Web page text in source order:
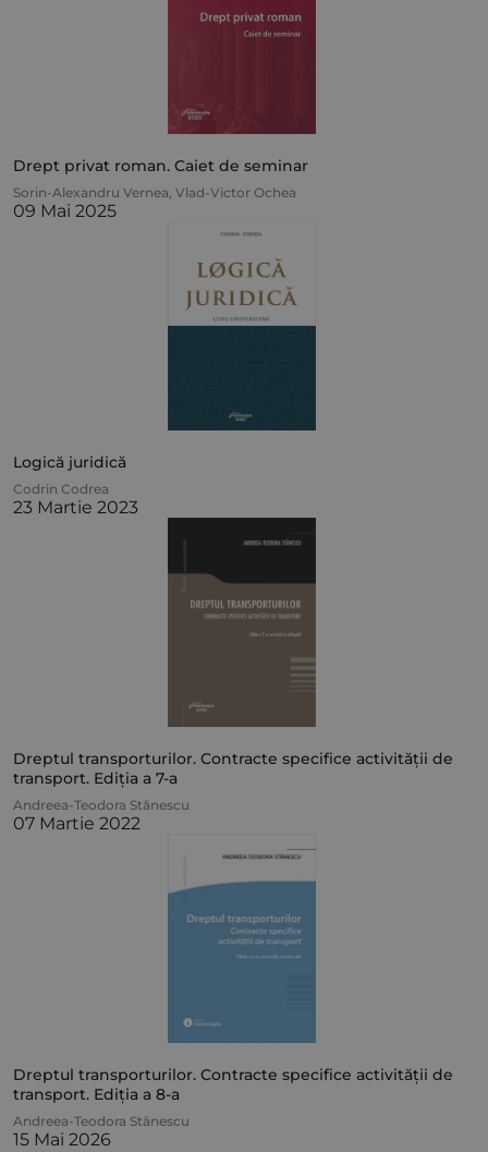
Drept privat roman. Caiet de seminar
Sorin-Alexandru Vernea, Vlad-Victor Ochea
09 Mai 2025
Logică juridică
Codrin Codrea
23 Martie 2023
Dreptul transporturilor. Contracte specifice activității de
transport. Ediția a 7-a
Andreea-Teodora Stănescu
07 Martie 2022
Dreptul transporturilor. Contracte specifice activității de
transport. Ediția a 8-a
Andreea-Teodora Stănescu
15 Mai 2026